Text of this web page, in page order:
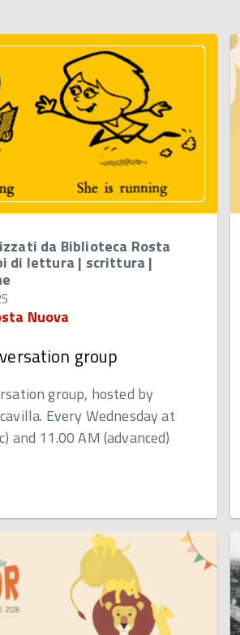
da Biblioteca Rosta
di lettura | scrittura |
Nuova
group
group, hosted by
Every Wednesday at
and 11.00 AM (advanced)